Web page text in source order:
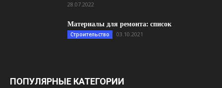
28.07.2022
Материалы для ремонта: список
Строительство 03.10.2021
ПОПУЛЯРНЫЕ КАТЕГОРИИ